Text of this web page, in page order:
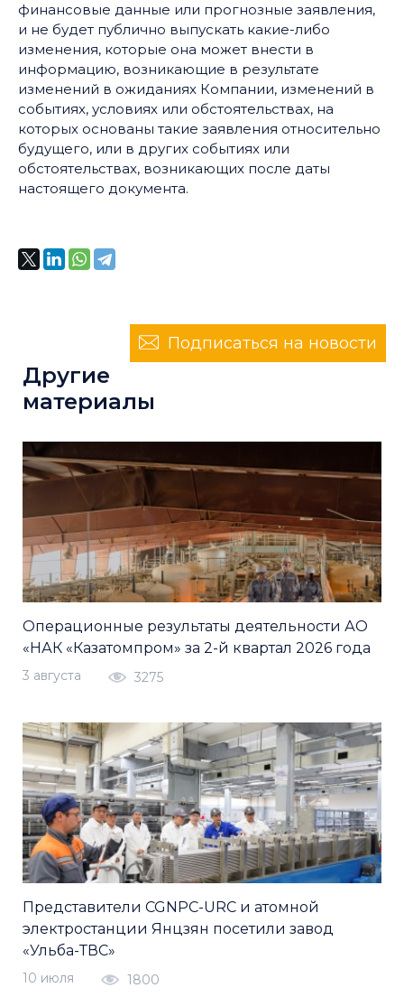
финансовые данные или прогнозные заявления,
и не будет публично выпускать какие-либо
изменения, которые она может внести в
информацию, возникающие в результате
изменений в ожиданиях Компании, изменений в
событиях, условиях или обстоятельствах, на
которых основаны такие заявления относительно
будущего, или в других событиях или
обстоятельствах, возникающих после даты
настоящего документа.
Подписаться на новости
Другие
материалы
Операционные результаты деятельности АО
«НАК «Казатомпром» за 2-й квартал 2026 года
3 августа 3275
Представители CGNPC-URC и атомной
электростанции Янцзян посетили завод
«Ульба-ТВС»
10 июля 1800